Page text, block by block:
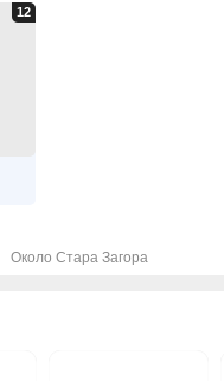
Около Стара Загора